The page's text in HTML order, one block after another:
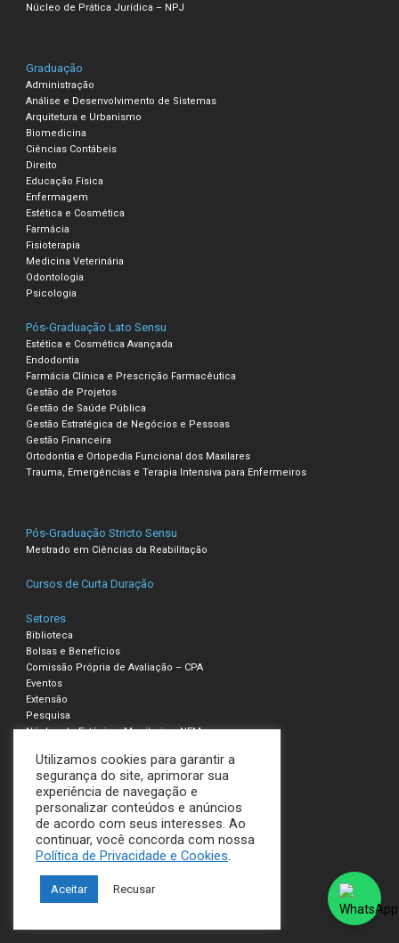
Núcleo de Prática Jurídica – NPJ
Graduação
Administração
Análise e Desenvolvimento de Sistemas
Arquitetura e Urbanismo
Biomedicina
Ciências Contábeis
Direito
Educação Física
Enfermagem
Estética e Cosmética
Farmácia
Fisioterapia
Medicina Veterinária
Odontologia
Psicologia
Pós-Graduação Lato Sensu
Estética e Cosmética Avançada
Endodontia
Farmácia Clínica e Prescrição Farmacêutica
Gestão de Projetos
Gestão de Saúde Pública
Gestão Estratégica de Negócios e Pessoas
Gestão Financeira
Ortodontia e Ortopedia Funcional dos Maxilares
Trauma, Emergências e Terapia Intensiva para Enfermeiros
Pós-Graduação Stricto Sensu
Mestrado em Ciências da Reabilitação
Cursos de Curta Duração
Setores
Biblioteca
Bolsas e Benefícios
Comissão Própria de Avaliação – CPA
Eventos
Extensão
Pesquisa
Núcleo de Estágio e Monitoria – NEM
Compliance – Ouvidoria
Política de Privacidade e Cookies
Termos de Uso
UNILAVRAS
Utilizamos cookies para garantir a
segurança do site, aprimorar sua
experiência de navegação e
personalizar conteúdos e anúncios
de acordo com seus interesses. Ao
continuar, você concorda com nossa
Política de Privacidade e Cookies.
Aceitar Recusar